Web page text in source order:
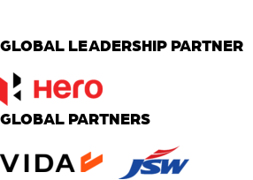
GLOBAL LEADERSHIP PARTNER
GLOBAL PARTNERS